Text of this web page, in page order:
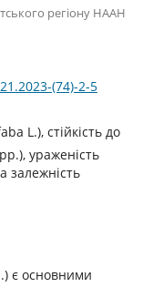
регіону НААН
(74)-2-5
L.), стійкість до
ураженість
залежність
є основними